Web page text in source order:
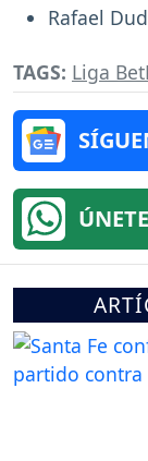
Rafael
TAGS: Liga